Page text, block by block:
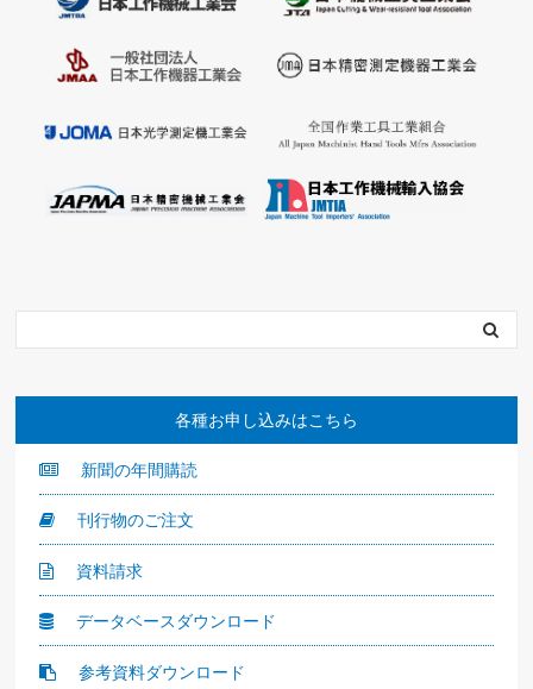
各種お申し込みはこちら
新聞の年間購読
刊行物のご注文
資料請求
データベースダウンロード
参考資料ダウンロード